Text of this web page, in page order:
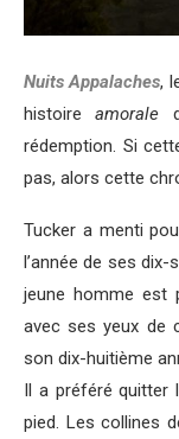
Nuits Appalaches,
histoireamorale
rédemption. Si
pas, alors cette
Tucker a menti
l’année de ses
jeune homme est
avec ses yeux de
son dix-huitième
Il a préféré quitter
pied. Les collines